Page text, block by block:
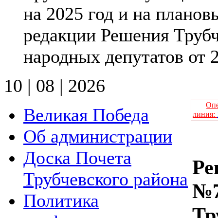
на 2025 год и на
редакции Решения
народных депутатов
10 | 08 | 2026
Великая Победа
Об администрации
Доска Почета
Трубчевского района
Политика
линия: